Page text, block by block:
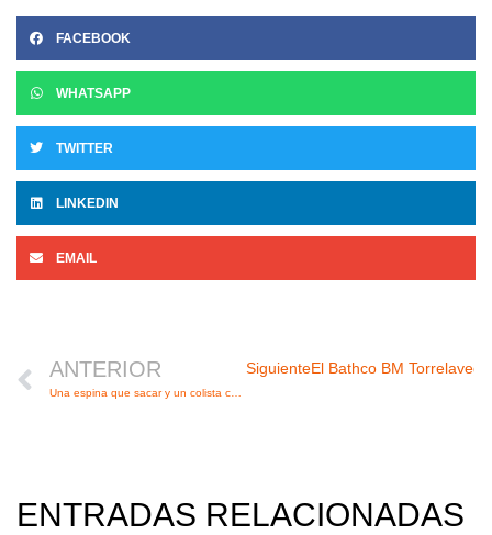
FACEBOOK
WHATSAPP
TWITTER
LINKEDIN
EMAIL
ANTERIOR
Una espina que sacar y un colista con piel de cordero
SiguienteEl Bathco BM
ENTRADAS RELACIONADAS